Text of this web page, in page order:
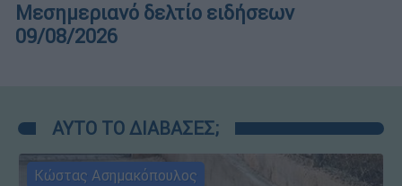
Μεσημεριανό δελτίο ειδήσεων
09/08/2026
ΑΥΤΟ ΤΟ ΔΙΑΒΑΣΕΣ;
Κώστας Ασημακόπουλος